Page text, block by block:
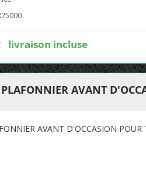
75000
livraison incluse
PLAFONNIER AVANT
AVANT D'OCCASION